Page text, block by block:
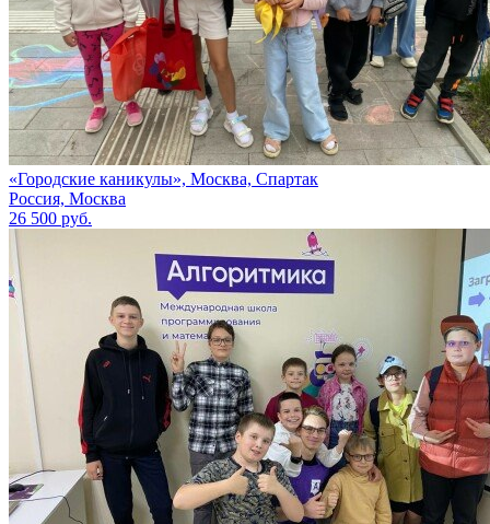
«Городские каникулы», Москва, Спартак
Россия, Москва
26 500 руб.